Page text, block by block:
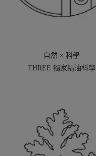
自然 × 科學
THREE 獨家精油科學